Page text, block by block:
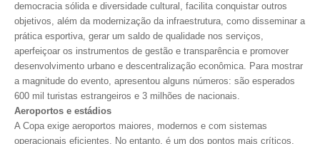
CONTRIBUIÇÃO SINDICAL URBANA
REVISÃO DE APOSENTADORIA
FGTS EXPURGOS
FGTS CORREÇÃO
LEGISLAÇÃO
democracia sólida e diversidade cultural, facilita conquistar outros
objetivos, além da modernização da infraestrutura, como disseminar a
prática esportiva, gerar um saldo de qualidade nos serviços,
aperfeiçoar os instrumentos de gestão e transparência e promover
desenvolvimento urbano e descentralização econômica. Para mostrar
a magnitude do evento, apresentou alguns números: são esperados
600 mil turistas estrangeiros e 3 milhões de nacionais.
Aeroportos e estádios
A Copa exige aeroportos maiores, modernos e com sistemas
operacionais eficientes. No entanto, é um dos pontos mais críticos,